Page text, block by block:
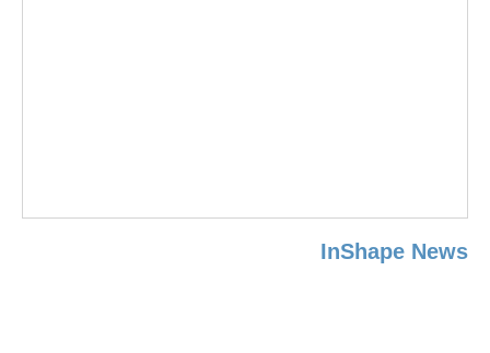
InShape News